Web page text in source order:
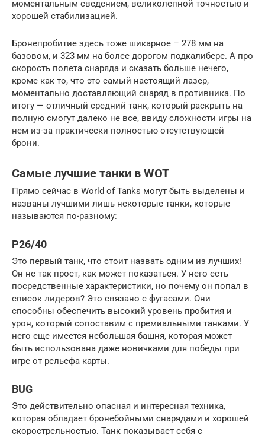
моментальным сведением, великолепной точностью и
хорошей стабилизацией.
Бронепробитие здесь тоже шикарное – 278 мм на
базовом, и 323 мм на более дорогом подкалибере. А про
скорость полета снаряда и сказать больше нечего,
кроме как то, что это самый настоящий лазер,
моментально доставляющий снаряд в противника. По
итогу — отличный средний танк, который раскрыть на
полную смогут далеко не все, ввиду сложности игры на
нем из-за практически полностью отсутствующей
брони.
Самые лучшие танки в WOT
Прямо сейчас в World of Tanks могут быть выделены и
названы лучшими лишь некоторые танки, которые
называются по-разному:
P26/40
Это первый танк, что стоит назвать одним из лучших!
Он не так прост, как может показаться. У него есть
посредственные характеристики, но почему он попал в
список лидеров? Это связано с фугасами. Они
способны обеспечить высокий уровень пробития и
урон, который сопоставим с премиальными танками. У
него еще имеется небольшая башня, которая может
быть использована даже новичками для победы при
игре от рельефа карты.
BUG
Это действительно опасная и интересная техника,
которая обладает бронебойными снарядами и хорошей
скорострельностью. Танк показывает себя с